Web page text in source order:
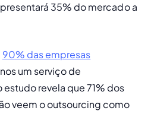
35% do mercado a
90% das empresas
um serviço de
revela que 71% dos
veem o outsourcing como